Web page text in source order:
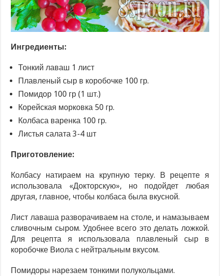
Ингредиенты:
Тонкий лаваш 1 лист
Плавленый сыр в коробочке 100 гр.
Помидор 100 гр (1 шт.)
Корейская морковка 50 гр.
Колбаса варенка 100 гр.
Листья салата 3-4 шт
Приготовление:
Колбасу натираем на крупную терку. В рецепте я
использовала «Докторскую», но подойдет любая
другая, главное, чтобы колбаса была вкусной.
Лист лаваша разворачиваем на столе, и намазываем
сливочным сыром. Удобнее всего это делать ложкой.
Для рецепта я использовала плавленый сыр в
коробочке Виола с нейтральным вкусом.
Помидоры нарезаем тонкими полукольцами.